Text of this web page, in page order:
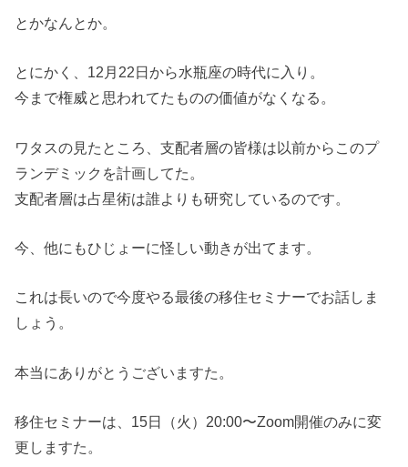
とかなんとか。
とにかく、12月22日から水瓶座の時代に入り。
今まで権威と思われてたものの価値がなくなる。
ワタスの見たところ、支配者層の皆様は以前からこのプ
ランデミックを計画してた。
支配者層は占星術は誰よりも研究しているのです。
今、他にもひじょーに怪しい動きが出てます。
これは長いので今度やる最後の移住セミナーでお話しま
しょう。
本当にありがとうございますた。
移住セミナーは、15日（火）20:00〜Zoom開催のみに変
更しますた。